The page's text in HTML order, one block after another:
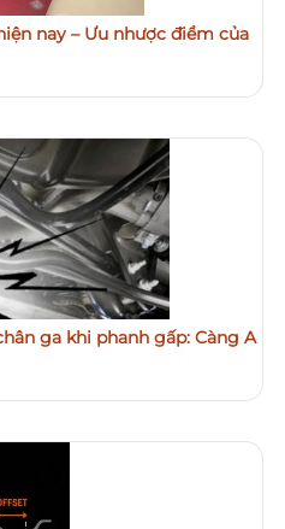
nay – Ưu nhược điểm của
ga khi phanh gấp: Càng A